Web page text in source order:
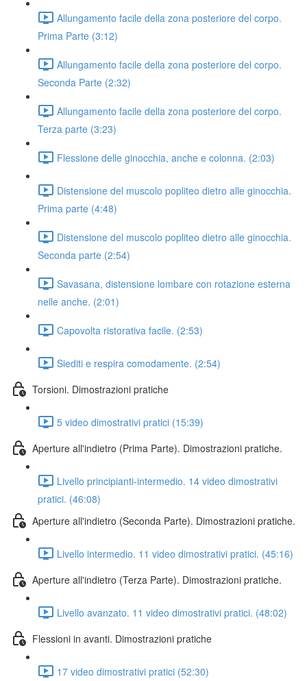
Allungamento facile della zona posteriore del corpo.
Prima Parte (3:12)
Allungamento facile della zona posteriore del corpo.
Seconda Parte (2:32)
Allungamento facile della zona posteriore del corpo.
Terza parte (3:23)
Flessione delle ginocchia, anche e colonna. (2:03)
Distensione del muscolo popliteo dietro alle ginocchia.
Prima parte (4:48)
Distensione del muscolo popliteo dietro alle ginocchia.
Seconda parte (2:54)
Savasana, distensione lombare con rotazione esterna
nelle anche. (2:01)
Capovolta ristorativa facile. (2:53)
Siediti e respira comodamente. (2:54)
Torsioni. Dimostrazioni pratiche
5 video dimostrativi pratici (15:39)
Aperture all'indietro (Prima Parte). Dimostrazioni pratiche.
Livello principianti-intermedio. 14 video dimostrativi
pratici. (46:08)
Aperture all'indietro (Seconda Parte). Dimostrazioni pratiche.
Livello intermedio. 11 video dimostrativi pratici. (45:16)
Aperture all'indietro (Terza Parte). Dimostrazioni pratiche.
Livello avanzato. 11 video dimostrativi pratici. (48:02)
Flessioni in avanti. Dimostrazioni pratiche
17 video dimostrativi pratici (52:30)